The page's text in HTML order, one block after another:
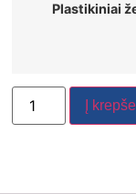
Plastikiniai
Į